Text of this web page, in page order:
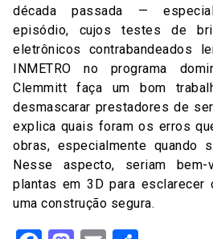
década passada —
episódio, cujos testes de
eletrônicos contrabandeados
INMETRO no programa
Clemmitt faça um bom
desmascarar prestadores de
explica quais foram os erros
obras, especialmente quando
Nesse aspecto, seriam bem-
plantas em 3D para
uma construção segura.